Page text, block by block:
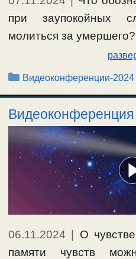
при заупокойных
молиться за
Рубрики
Видеоконференции-2024
Видеоконференция
06.11.2024 | О
памяти чувств